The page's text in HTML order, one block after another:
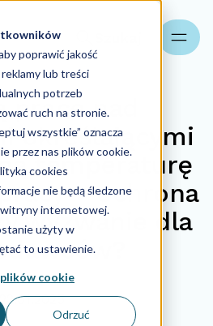
poprawić jakość
lub treści
potrzeb
ruch na stronie.
wszystkie” oznacza
przez nas plików cookie.
cookies
nie będą śledzone
internetowej.
użyty w
to ustawienie.
cookie
Odrzuć
prace nad
określającymi
temperaturę
– ochrona
wyzwanie dla